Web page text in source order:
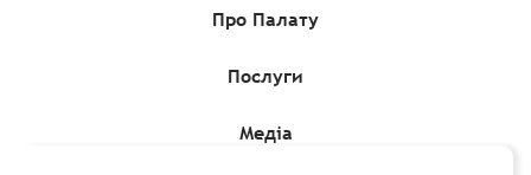
Про Палату
Послуги
Медіа
Комерційні пропозиції»Щодо обмежень на